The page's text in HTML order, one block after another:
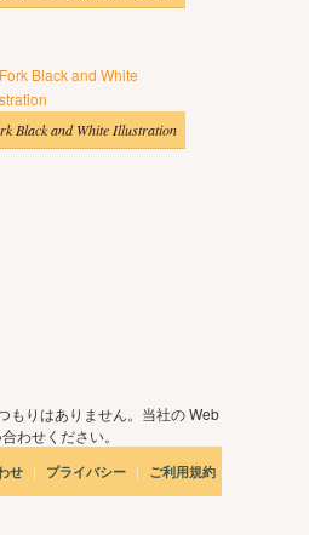
Black and White Illustration
もりはありません。当社の Web
わせください。
せ | プライバシー | ご利用規約